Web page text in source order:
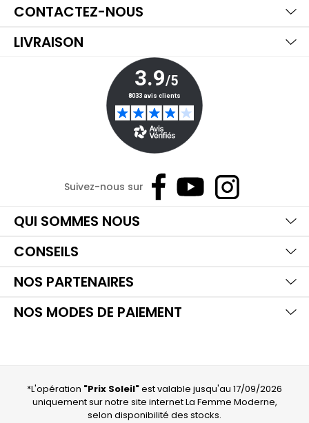
CONTACTEZ-NOUS
LIVRAISON
Suivez-nous sur
QUI SOMMES NOUS
CONSEILS
NOS PARTENAIRES
NOS MODES DE PAIEMENT
*L'opération "Prix Soleil"est valable jusqu'au 17/09/2026
uniquement sur notre site internet La Femme Moderne,
selon disponibilité des stocks.